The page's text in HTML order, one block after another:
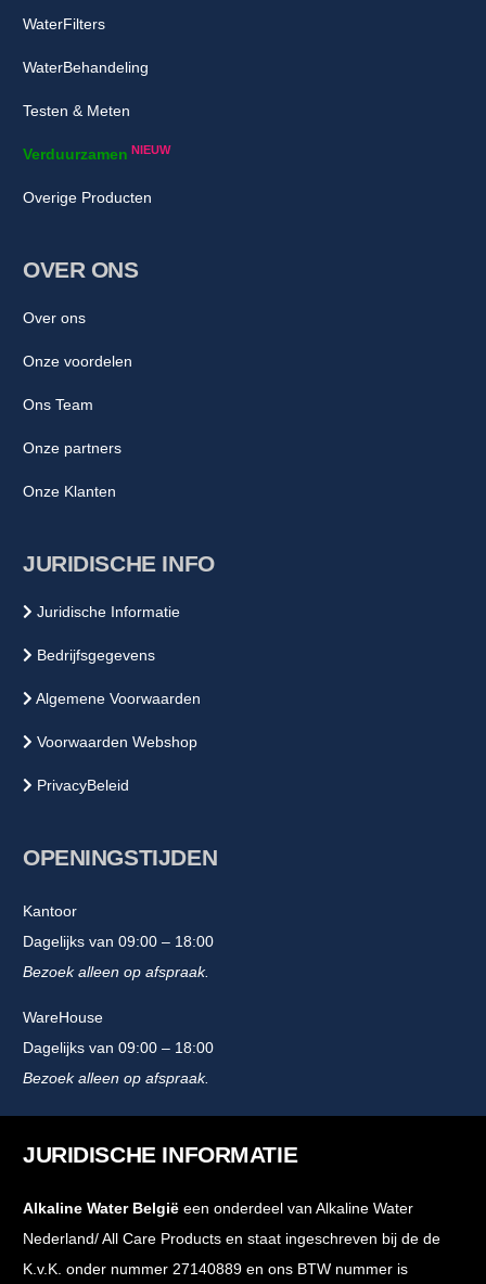
WaterFilters
WaterBehandeling
Testen & Meten
Verduurzamen NIEUW
Overige Producten
OVER ONS
Over ons
Onze voordelen
Ons Team
Onze partners
Onze Klanten
JURIDISCHE INFO
Juridische Informatie
Bedrijfsgegevens
Algemene Voorwaarden
Voorwaarden Webshop
PrivacyBeleid
OPENINGSTIJDEN
Kantoor
Dagelijks van 09:00 – 18:00
Bezoek alleen op afspraak.
WareHouse
Dagelijks van 09:00 – 18:00
Bezoek alleen op afspraak.
JURIDISCHE INFORMATIE
Alkaline Water België een onderdeel van Alkaline Water
Nederland/ All Care Products en staat ingeschreven bij de de
K.v.K. onder nummer 27140889 en ons BTW nummer is